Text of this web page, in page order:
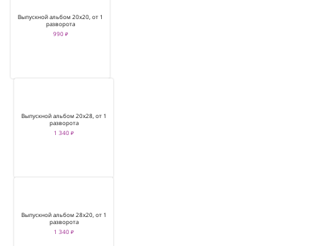
Выпускной альбом 20х20, от 1
разворота
990 ₽
Выпускной альбом 20х28, от 1
разворота
1 340 ₽
Выпускной альбом 28х20, от 1
разворота
1 340 ₽